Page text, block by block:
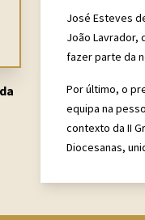
José Esteves
João Lavrador,
fazer parte da
Por último, o
equipa na
contexto da II
Diocesanas,